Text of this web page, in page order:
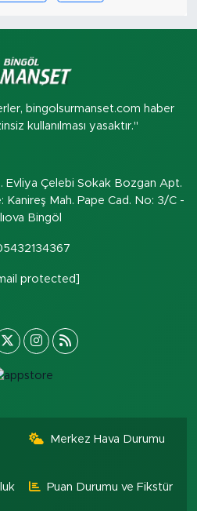
bingolsurmanset.com haber
kullanılması yasaktır."
Evliya Çelebi Sokak Bozgan Apt.
Mah. Pape Cad. No: 3/C -
Bingöl
protected]
Merkez Hava Durumu
Puan Durumu ve Fikstür